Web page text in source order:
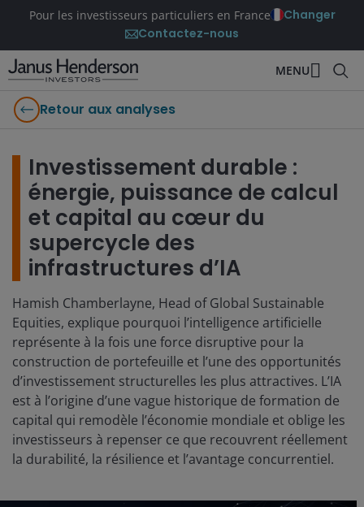
Pour les investisseurs particuliers en France
Changer
Contactez-nous
MENU
Retour aux analyses
Investissement durable :
énergie, puissance de calcul
et capital au cœur du
supercycle des
infrastructures d’IA
Hamish Chamberlayne, Head of Global Sustainable
Equities, explique pourquoi l’intelligence artificielle
représente à la fois une force disruptive pour la
construction de portefeuille et l’une des opportunités
d’investissement structurelles les plus attractives. L’IA
est à l’origine d’une vague historique de formation de
capital qui remodèle l’économie mondiale et oblige les
investisseurs à repenser ce que recouvrent réellement
la durabilité, la résilience et l’avantage concurrentiel.